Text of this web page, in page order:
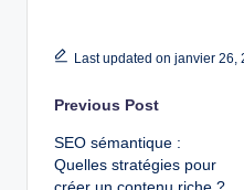
Last updated on janvier 26,
Post
navigation
Previous Post
SEO sémantique :
Quelles stratégies pour